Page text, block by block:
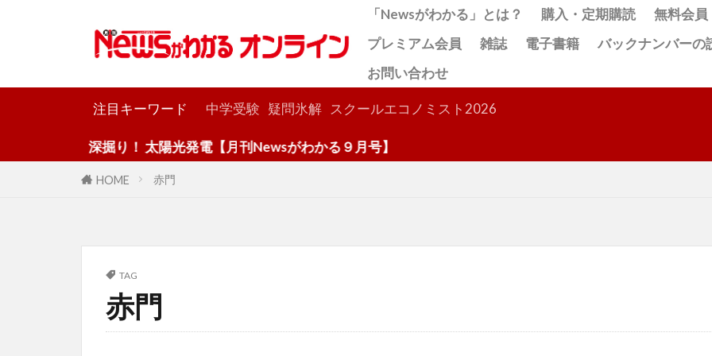
「Newsがわかる」とは？ 購入・定期購読
無料会員
プレミアム会員
雑誌 電子書籍
バックナンバーの
お問い合わせ
注目キーワード 中学受験 疑問氷解 スクールエコノミスト2026
深掘り！ 太陽光発電【月刊Newsがわかる９月号】
HOME 赤門
TAG
赤門
検索